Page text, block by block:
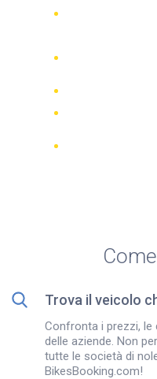
Trova il veicolo
Confronta i prezzi, le
delle aziende. Non
tutte le società di
BikesBooking.com!